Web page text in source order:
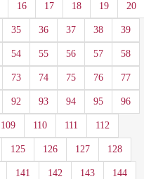
16 17 18 19 20
35 36 37 38 39
54 55 56 57 58
73 74 75 76 77
92 93 94 95 96
109 110 111 112
125 126 127 128
141 142 143 144